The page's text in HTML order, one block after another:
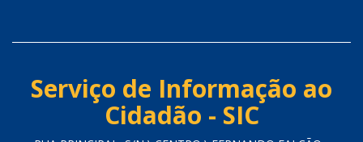
Serviço de Informação ao
Cidadão - SIC